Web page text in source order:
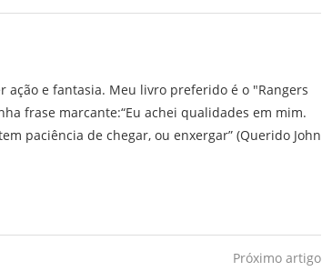
ação e fantasia. Meu livro preferido é o "Rangers
frase marcante:“Eu achei qualidades em mim.
paciência de chegar, ou enxergar” (Querido John
Próximo artigo